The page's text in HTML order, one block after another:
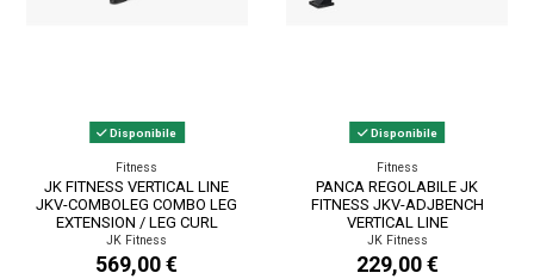
Disponibile
Fitness
JK FITNESS VERTICAL LINE
JKV-COMBOLEG COMBO LEG
EXTENSION / LEG CURL
SEDUTO
JK Fitness
569,00 €
Disponibile
Fitness
PANCA REGOLABILE JK
FITNESS JKV-ADJBENCH
VERTICAL LINE
JK Fitness
229,00 €